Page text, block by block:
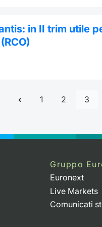
in II trim utile
1 2 3
Gruppo
Euronext
Live Markets
Comunicati